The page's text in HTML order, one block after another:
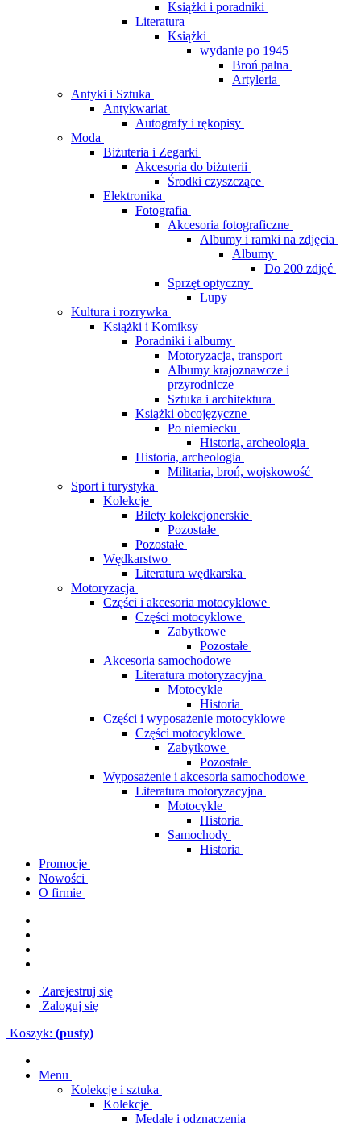
Książki i poradniki
Literatura
Książki
wydanie po 1945
Broń palna
Artyleria
Antyki i Sztuka
Antykwariat
Autografy i rękopisy
Moda
Biżuteria i Zegarki
Akcesoria do biżuterii
Środki czyszczące
Elektronika
Fotografia
Akcesoria fotograficzne
Albumy i ramki na zdjęcia
Albumy
Do 200 zdjęć
Sprzęt optyczny
Lupy
Kultura i rozrywka
Książki i Komiksy
Poradniki i albumy
Motoryzacja, transport
Albumy krajoznawcze i
przyrodnicze
Sztuka i architektura
Książki obcojęzyczne
Po niemiecku
Historia, archeologia
Historia, archeologia
Militaria, broń, wojskowość
Sport i turystyka
Kolekcje
Bilety kolekcjonerskie
Pozostałe
Pozostałe
Wędkarstwo
Literatura wędkarska
Motoryzacja
Części i akcesoria motocyklowe
Części motocyklowe
Zabytkowe
Pozostałe
Akcesoria samochodowe
Literatura motoryzacyjna
Motocykle
Historia
Części i wyposażenie motocyklowe
Części motocyklowe
Zabytkowe
Pozostałe
Wyposażenie i akcesoria samochodowe
Literatura motoryzacyjna
Motocykle
Historia
Samochody
Historia
Promocje
Nowości
O firmie
Zarejestruj się
Zaloguj się
Koszyk: (pusty)
Menu
Kolekcje i sztuka
Kolekcje
Medale i odznaczenia